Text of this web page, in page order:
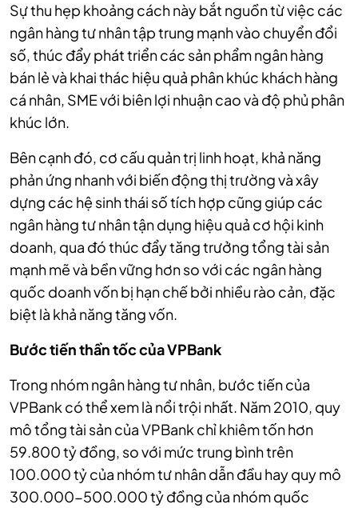
Sự thu hẹp khoảng cách này bắt nguồn từ việc các
ngân hàng tư nhân tập trung mạnh vào chuyển đổi
số, thúc đẩy phát triển các sản phẩm ngân hàng
bán lẻ và khai thác hiệu quả phân khúc khách hàng
cá nhân, SME với biên lợi nhuận cao và độ phủ phân
khúc lớn.
Bên cạnh đó, cơ cấu quản trị linh hoạt, khả năng
phản ứng nhanh với biến động thị trường và xây
dựng các hệ sinh thái số tích hợp cũng giúp các
ngân hàng tư nhân tận dụng hiệu quả cơ hội kinh
doanh, qua đó thúc đẩy tăng trưởng tổng tài sản
mạnh mẽ và bền vững hơn so với các ngân hàng
quốc doanh vốn bị hạn chế bởi nhiều rào cản, đặc
biệt là khả năng tăng vốn.
Bước tiến thần tốc của VPBank
Trong nhóm ngân hàng tư nhân, bước tiến của
VPBank có thể xem là nổi trội nhất. Năm 2010, quy
mô tổng tài sản của VPBank chỉ khiêm tốn hơn
59.800 tỷ đồng, so với mức trung bình trên
100.000 tỷ của nhóm tư nhân dẫn đầu hay quy mô
300.000-500.000 tỷ đồng của nhóm quốc